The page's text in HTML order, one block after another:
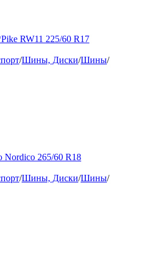
RW11 225/60 R17
/Шины, Диски/Шины/
Nordico 265/60 R18
/Шины, Диски/Шины/